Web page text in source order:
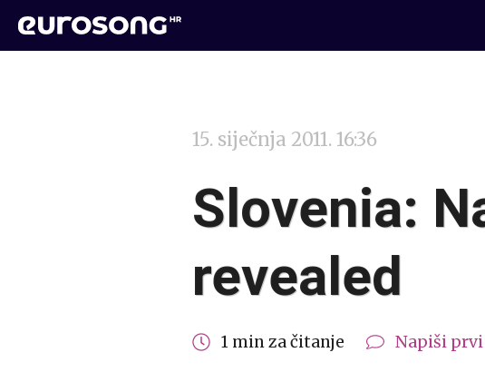
15. siječnja 2011. 16:36
Slovenia:
revealed
1 min za čitanje Napiši